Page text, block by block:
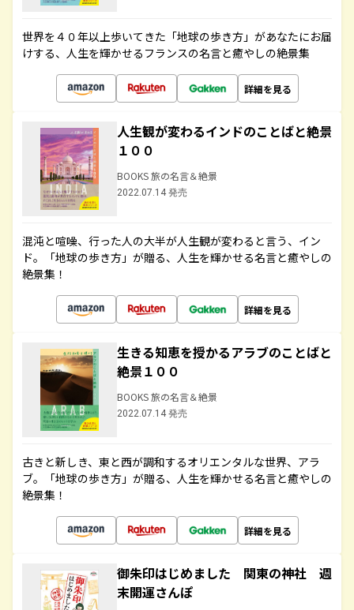
世界を４０年以上歩いてきた「地球の歩き方」があなたにお届
けする、人生を輝かせるフランスの名言と癒やしの絶景集
詳細を見る
人生観が変わるインドのことばと絶景
１００
BOOKS 旅の名言＆絶景
2022.07.14 発売
混沌と喧噪、行った人の大半が人生観が変わると言う、イン
ド。「地球の歩き方」が贈る、人生を輝かせる名言と癒やしの
絶景集！
詳細を見る
生きる知恵を授かるアラブのことばと
絶景１００
BOOKS 旅の名言＆絶景
2022.07.14 発売
古きと新しき、東と西が調和するオリエンタルな世界、アラ
ブ。「地球の歩き方」が贈る、人生を輝かせる名言と癒やしの
絶景集！
詳細を見る
御朱印はじめました 関東の神社 週
末開運さんぽ